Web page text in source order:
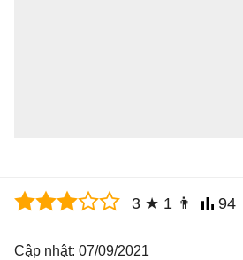
3 ★ 1 👨 94
Cập nhật: 07/09/2021